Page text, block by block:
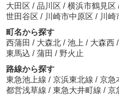
大田区 / 品川区 / 横浜市鶴見区
世田谷区 / 川崎市中原区 / 川崎
町名から探す
西蒲田 / 大森北 / 池上 / 大森西 /
東馬込 / 蒲田 / 野火止
路線から探す
東急池上線 / 京浜東北線 / 京急
都営浅草線 / 東急大井町線 / 京